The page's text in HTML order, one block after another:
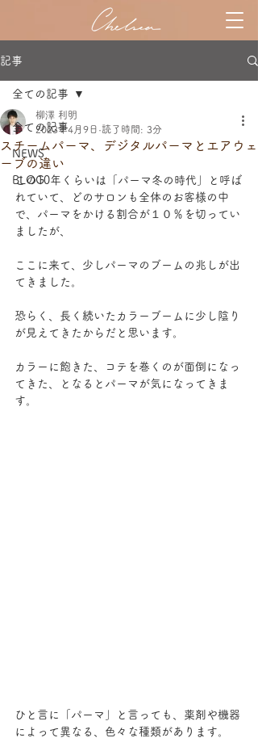
記事
全ての記事
NEWS
BLOG
全ての記事
スチームパーマ、デジタルパーマとエアウェ
ーブの違い
柳澤 利明
2023年4月9日 読了時間: 3分
この10年くらいは「パーマ冬の時代」と呼ば
れていて、どのサロンも全体のお客様の中
で、パーマをかける割合が１０％を切ってい
ましたが、
ここに来て、少しパーマのブームの兆しが出
てきました。
恐らく、長く続いたカラーブームに少し陰り
が見えてきたからだと思います。
カラーに飽きた、コテを巻くのが面倒になっ
てきた、となるとパーマが気になってきま
す。
ひと言に「パーマ」と言っても、薬剤や機器
によって異なる、色々な種類があります。